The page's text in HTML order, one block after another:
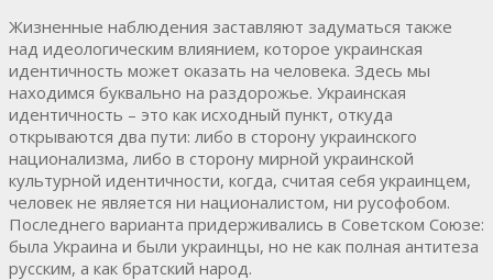
Жизненные наблюдения заставляют задуматься также
над идеологическим влиянием, которое украинская
идентичность может оказать на человека. Здесь мы
находимся буквально на раздорожье. Украинская
идентичность – это как исходный пункт, откуда
открываются два пути: либо в сторону украинского
национализма, либо в сторону мирной украинской
культурной идентичности, когда, считая себя украинцем,
человек не является ни националистом, ни русофобом.
Последнего варианта придерживались в Советском Союзе:
была Украина и были украинцы, но не как полная антитеза
русским, а как братский народ.